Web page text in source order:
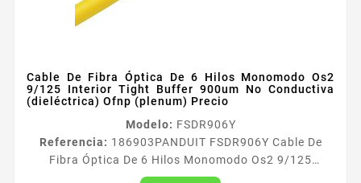
Cable De Fibra Óptica De 6 Hilos Monomodo Os2
9/125 Interior Tight Buffer 900um No Conductiva
(dieléctrica) Ofnp (plenum) Precio
Modelo: FSDR906Y
Referencia: 186903PANDUIT FSDR906Y Cable De
Fibra Óptica De 6 Hilos Monomodo Os2 9/125
Interior Tight Buffer 900um No Conductiva